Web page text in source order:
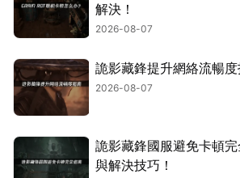
解決！
2026-08-07
詭影藏鋒提升網絡流暢度
2026-08-07
詭影藏鋒國服避免卡頓
與解決技巧！